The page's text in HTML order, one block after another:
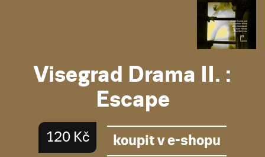
Visegrad Drama II. :
Escape
120 Kč koupit v e-shopu